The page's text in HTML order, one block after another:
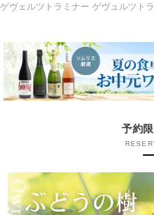
ゲヴェルツトラミナー ゲヴュルツト
予約